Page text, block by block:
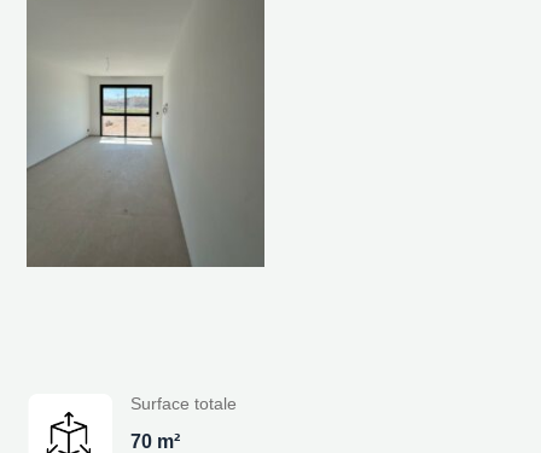
Surface totale
70 m²